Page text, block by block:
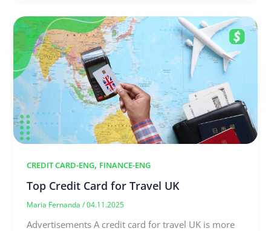
CREDIT CARD-ENG, FINANCE-ENG
Top Credit Card for Travel UK
Maria Fernanda/04.11.2025
Advertisements A credit card for travel UK is more